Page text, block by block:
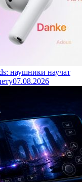
наушники научат
07.08.2026